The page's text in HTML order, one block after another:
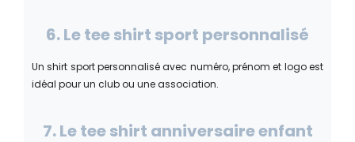
6. Le tee shirt sport personnalisé
Un shirt sport personnalisé avec numéro, prénom et logo est
idéal pour un club ou une association.
7. Le tee shirt anniversaire enfant